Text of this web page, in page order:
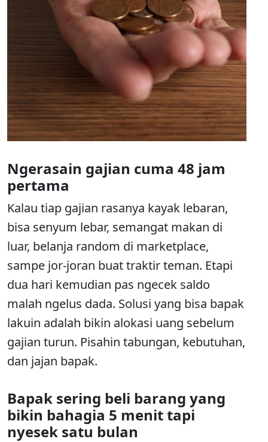
Ngerasain gajian cuma 48 jam
pertama
Kalau tiap gajian rasanya kayak lebaran,
bisa senyum lebar, semangat makan di
luar, belanja random di marketplace,
sampe jor-joran buat traktir teman. Etapi
dua hari kemudian pas ngecek saldo
malah ngelus dada. Solusi yang bisa bapak
lakuin adalah bikin alokasi uang sebelum
gajian turun. Pisahin tabungan, kebutuhan,
dan jajan bapak.
Bapak sering beli barang yang
bikin bahagia 5 menit tapi
nyesek satu bulan